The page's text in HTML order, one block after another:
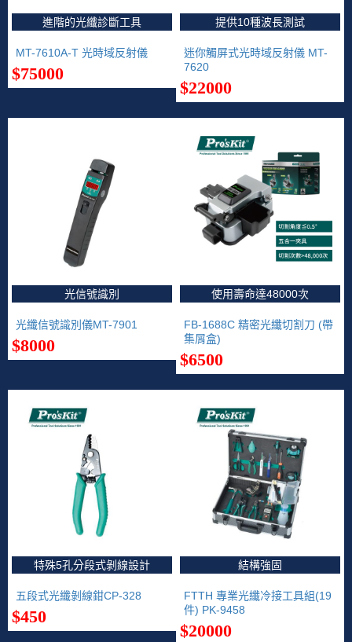
進階的光纖診斷工具
MT-7610A-T 光時域反射儀
$75000
提供10種波長測試
迷你觸屏式光時域反射儀 MT-
7620
$22000
光信號識別
光纖信號識別儀MT-7901
$8000
使用壽命達48000次
FB-1688C 精密光纖切割刀 (帶
集屑盒)
$6500
特殊5孔分段式剝線設計
五段式光纖剝線鉗CP-328
$450
結構強固
FTTH 專業光纖冷接工具組(19
件) PK-9458
$20000